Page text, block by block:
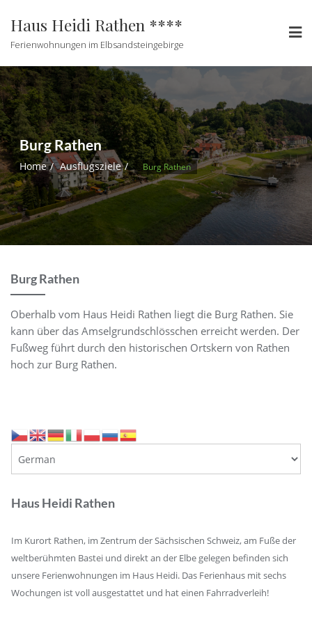
Haus Heidi Rathen ****
Ferienwohnungen im Elbsandsteingebirge
Burg Rathen
Home Ausflugsziele Burg Rathen
Burg Rathen
Oberhalb vom Haus Heidi Rathen liegt die Burg Rathen. Sie
kann über das Amselgrundschlösschen erreicht werden. Der
Fußweg führt durch den historischen Ortskern von Rathen
hoch zur Burg Rathen.
Haus Heidi Rathen
Im Kurort Rathen, im Zentrum der Sächsischen Schweiz, am Fuße der
weltberühmten Bastei und direkt an der Elbe gelegen befinden sich
unsere Ferienwohnungen im Haus Heidi. Das Ferienhaus mit sechs
Wochungen ist voll ausgestattet und hat einen Fahrradverleih!